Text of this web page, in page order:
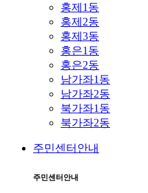
홍제1동
홍제2동
홍제3동
홍은1동
홍은2동
남가좌1동
남가좌2동
북가좌1동
북가좌2동
주민센터안내
주민센터안내